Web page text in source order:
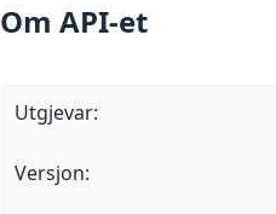
Om API-et
Utgjevar:
Versjon: